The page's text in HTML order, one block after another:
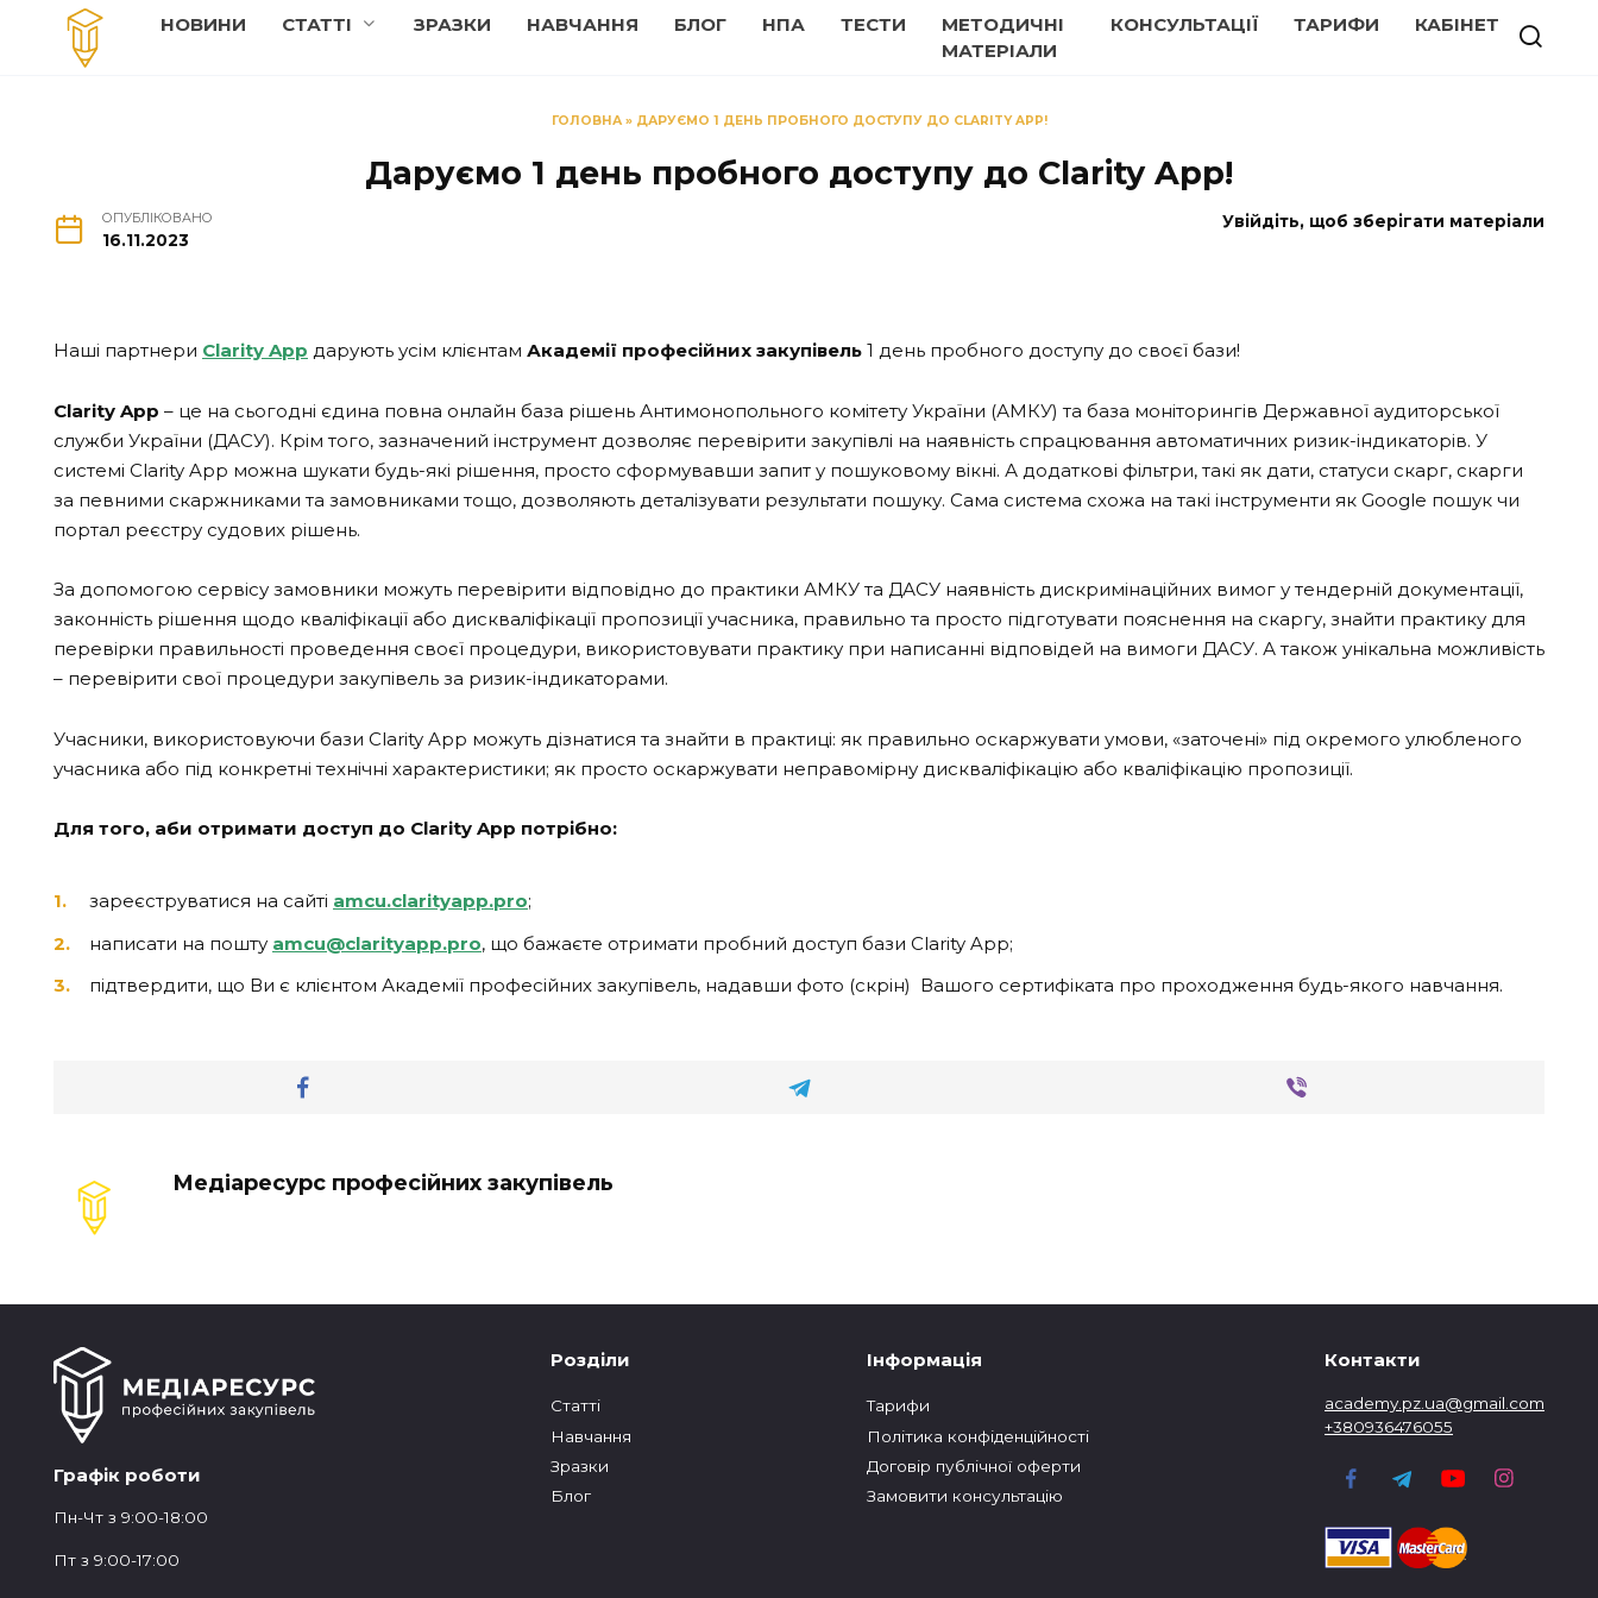
Перейти
НОВИНИ СТАТТI ЗРАЗКИ НАВЧАННЯ БЛОГ НПА ТЕСТИ
МЕТОДИЧНІ
МАТЕРІАЛИ
КОНСУЛЬТАЦІЇ ТАРИФИ КАБІНЕТ
ГОЛОВНА» ДАРУЄМО 1 ДЕНЬ ПРОБНОГО ДОСТУПУ ДО CLARITY APP!
Даруємо 1 день пробного доступу до Clarity App!
ОПУБЛІКОВАНО
16.11.2023
Увійдіть, щоб зберігати матеріали
Наші партнери Clarity App дарують усім клієнтам Академії професійних закупівель 1 день пробного доступу до своєї бази!
Clarity App – це на сьогодні єдина повна онлайн база рішень Антимонопольного комітету України (АМКУ) та база моніторингів Державної аудиторської
служби України (ДАСУ). Крім того, зазначений інструмент дозволяє перевірити закупівлі на наявність спрацювання автоматичних ризик-індикаторів. У
системі Clarity App можна шукати будь-які рішення, просто сформувавши запит у пошуковому вікні. А додаткові фільтри, такі як дати, статуси скарг, скарги
за певними скаржниками та замовниками тощо, дозволяють деталізувати результати пошуку. Сама система схожа на такі інструменти як Google пошук чи
портал реєстру судових рішень.
За допомогою сервісу замовники можуть перевірити відповідно до практики АМКУ та ДАСУ наявність дискримінаційних вимог у тендерній документації,
законність рішення щодо кваліфікації або дискваліфікації пропозиції учасника, правильно та просто підготувати пояснення на скаргу, знайти практику для
перевірки правильності проведення своєї процедури, використовувати практику при написанні відповідей на вимоги ДАСУ. А також унікальна можливість
– перевірити свої процедури закупівель за ризик-індикаторами.
Учасники, використовуючи бази Clarity App можуть дізнатися та знайти в практиці: як правильно оскаржувати умови, «заточені» під окремого улюбленого
учасника або під конкретні технічні характеристики; як просто оскаржувати неправомірну дискваліфікацію або кваліфікацію пропозиції.
Для того, аби отримати доступ до Clarity App потрібно:
зареєструватися на сайті amcu.clarityapp.pro;
написати на пошту amcu@clarityapp.pro, що бажаєте отримати пробний доступ бази Clarity App;
підтвердити, що Ви є клієнтом Академії професійних закупівель, надавши фото (скрін) Вашого сертифіката про проходження будь-якого навчання.
Медіаресурс професійних закупівель
Графік роботи
Пн-Чт з 9:00-18:00
Пт з 9:00-17:00
Розділи
Статтi
Навчання
Зразки
Блог
Інформація
Тарифи
Політика конфіденційності
Договір публічної оферти
Замовити консультацію
Контакти
academy.pz.ua@gmail.com
+380936476055